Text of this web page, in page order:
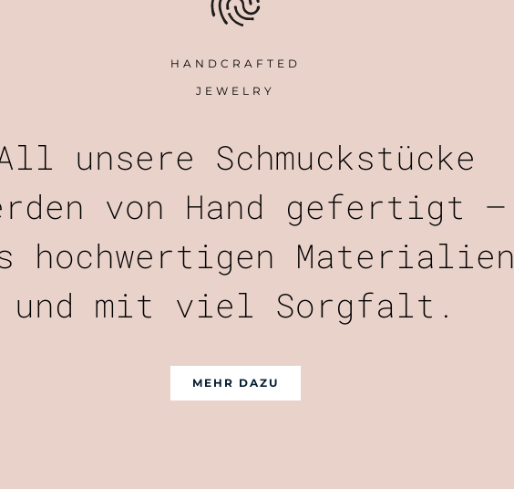
HANDCRAFTED
JEWELRY
unsere Schmuckstücke
von Hand gefertigt –
hochwertigen Materialien
und mit viel Sorgfalt.
MEHR DAZU